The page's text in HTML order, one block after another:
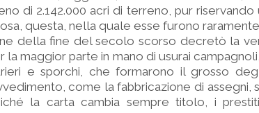
di 2.142.000 acri di terreno, pur
questa, nella quale esse furono
della fine del secolo scorso decretò la
la maggior parte in mano di usurai
e sporchi, che formarono il grosso
come la fabbricazione di assegni,
la carta cambia sempre titolo, i